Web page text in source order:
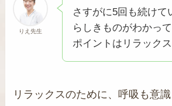
りえ先生
さすがに5回も続けて
らしきものがわかって
ポイントはリラックス
リラックスのために、呼吸も意